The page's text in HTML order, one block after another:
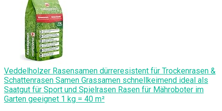
Veddelholzer Rasensamen dürreresistent für Trockenrasen &
Schattenrasen Samen Grassamen schnellkeimend ideal als
Saatgut für Sport und Spielrasen Rasen für Mähroboter im
Garten geeignet 1 kg = 40 m²